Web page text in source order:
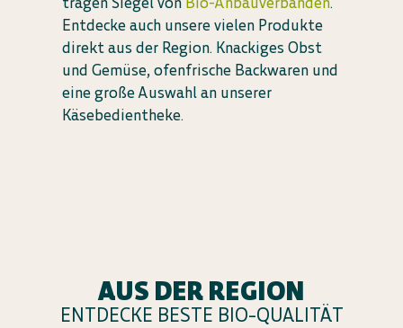
Entdecke auch unsere vielen Produkte
direkt aus der Region. Knackiges Obst
und Gemüse, ofenfrische Backwaren und
eine große Auswahl an unserer
Käsebedientheke.
AUS DER REGION
ENTDECKE BESTE BIO-QUALITÄT